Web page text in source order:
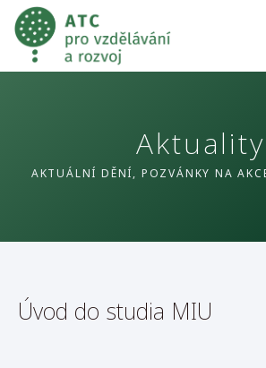
Aktuality
AKTUÁLNÍ DĚNÍ, POZVÁNKY NA
Úvod do studia MIU